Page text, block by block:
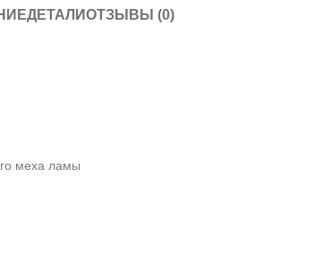
ДЕТАЛИОТЗЫВЫ (0)
меха ламы